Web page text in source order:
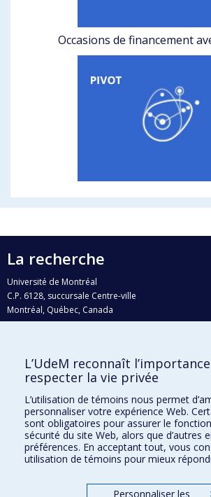
Occasions de financement
La recherche
Université de Montréal
C.P. 6128, succursale Centre-ville
Montréal, Québec, Canada
H3C 3J7
Qui fait quoi?
Nous trouver
Plan du site
Accessibilité
L’UdeM reconnaît
respecter la vie privée
L’utilisation de témoins nous permet
personnaliser votre expérience Web.
sont obligatoires pour assurer le
sécurité du site Web, alors que d’autres
préférences. En acceptant tout, vous
utilisation de témoins pour mieux
Personnaliser les